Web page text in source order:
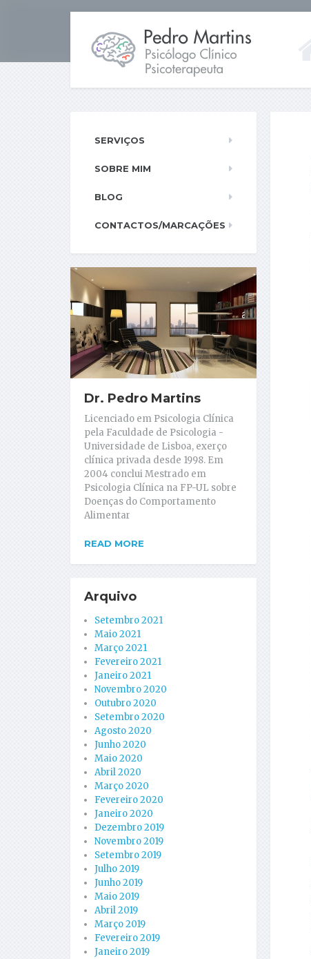
SERVIÇOS
SOBRE MIM
BLOG
CONTACTOS/MARCAÇÕES
Dr. Pedro Martins
Licenciado em Psicologia Clínica
pela Faculdade de Psicologia -
Universidade de Lisboa, exerço
clínica privada desde 1998. Em
2004 conclui Mestrado em
Psicologia Clínica na FP-UL sobre
Doenças do Comportamento
Alimentar
READ MORE
Arquivo
Setembro 2021
Maio 2021
Março 2021
Fevereiro 2021
Janeiro 2021
Novembro 2020
Outubro 2020
Setembro 2020
Agosto 2020
Junho 2020
Maio 2020
Abril 2020
Março 2020
Fevereiro 2020
Janeiro 2020
Dezembro 2019
Novembro 2019
Setembro 2019
Julho 2019
Junho 2019
Maio 2019
Abril 2019
Março 2019
Fevereiro 2019
Janeiro 2019